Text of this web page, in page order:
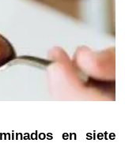
en siete